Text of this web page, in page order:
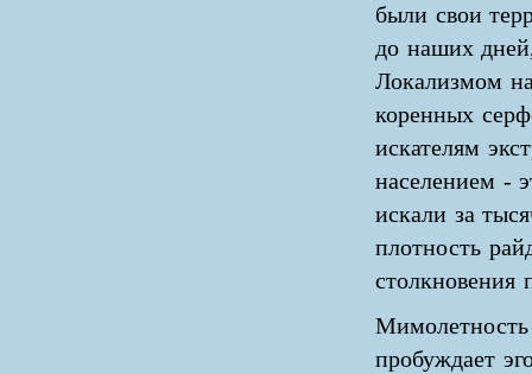
были свои
до наших
Локализмом
коренных
искателям
населением -
искали за
плотность
столкновения
Мимолетность
пробуждает